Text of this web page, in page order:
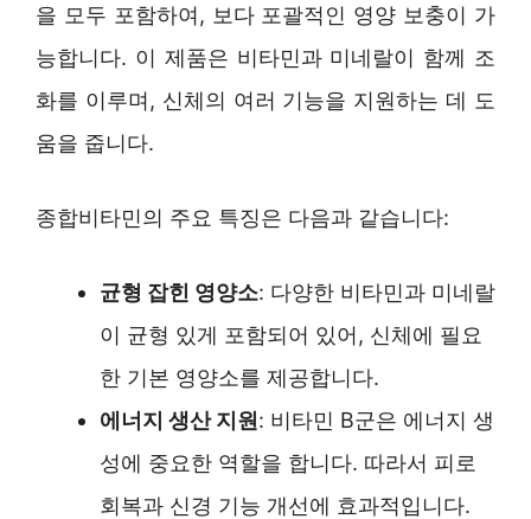
을 모두 포함하여, 보다 포괄적인 영양 보충이 가
능합니다. 이 제품은 비타민과 미네랄이 함께 조
화를 이루며, 신체의 여러 기능을 지원하는 데 도
움을 줍니다.
종합비타민의 주요 특징은 다음과 같습니다:
균형 잡힌 영양소: 다양한 비타민과 미네랄
이 균형 있게 포함되어 있어, 신체에 필요
한 기본 영양소를 제공합니다.
에너지 생산 지원: 비타민 B군은 에너지 생
성에 중요한 역할을 합니다. 따라서 피로
회복과 신경 기능 개선에 효과적입니다.